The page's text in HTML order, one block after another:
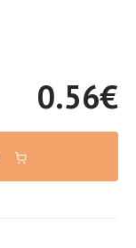
0.56€